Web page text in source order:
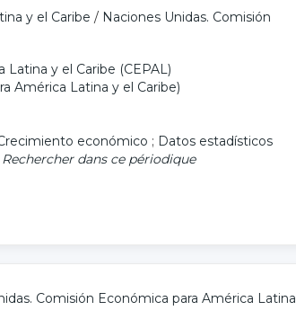
y el Caribe / Naciones Unidas. Comisión
Latina y el Caribe (CEPAL)
América Latina y el Caribe)
económico ; Datos estadísticos
Rechercher dans ce périodique
Comisión Económica para América Latina